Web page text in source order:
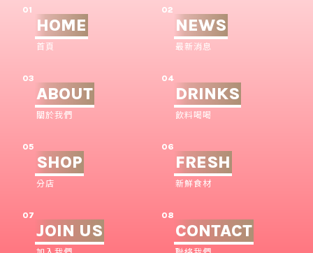
01
HOME
首頁
02
NEWS
最新消息
03
ABOUT
關於我們
04
DRINKS
飲料喝喝
05
SHOP
分店
06
FRESH
新鮮食材
07
JOIN US
08
CONTACT